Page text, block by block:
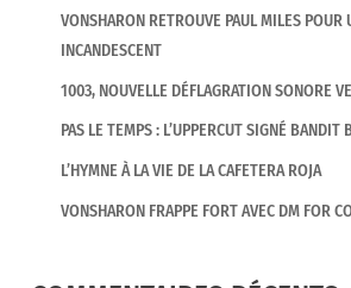
VONSHARON RETROUVE PAUL MILES POUR
INCANDESCENT
1003, NOUVELLE DÉFLAGRATION SONORE
PAS LE TEMPS : L’UPPERCUT SIGNÉ BANDIT
L’HYMNE À LA VIE DE LA CAFETERA ROJA
VONSHARON FRAPPE FORT AVEC DM FOR